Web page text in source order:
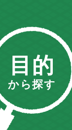
目的
から探す